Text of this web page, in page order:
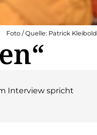
Foto / Quelle: Patrick Kleibold
Interview spricht